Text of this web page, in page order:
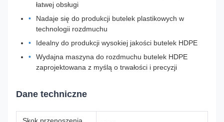
łatwej obsługi
Nadaje się do produkcji butelek plastikowych w
technologii rozdmuchu
Idealny do produkcji wysokiej jakości butelek HDPE
Wydajna maszyna do rozdmuchu butelek HDPE
zaprojektowana z myślą o trwałości i precyzji
Dane techniczne